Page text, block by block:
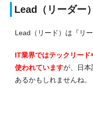
Lead（リーダー）
Lead（リード）は『リ
IT業界ではテックリー
使われていますが、日本
あるかもしれませんね。